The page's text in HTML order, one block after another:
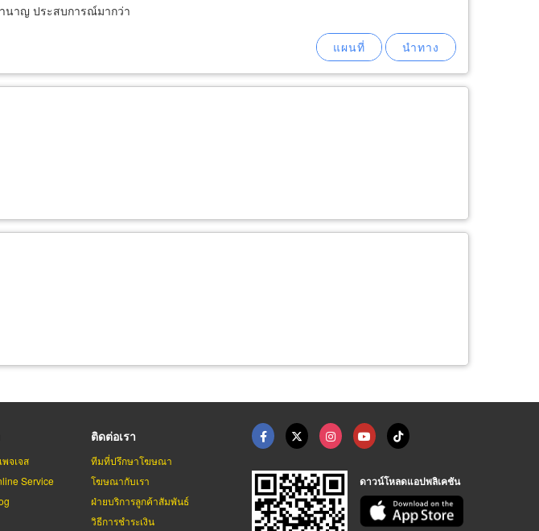
นาญ ประสบการณ์มากว่า
จเจส
Service
ติดต่อเรา
ทีมที่ปรึกษาโฆษณา
โฆษณากับเรา
ฝ่ายบริการลูกค้าสัมพันธ์
วิธีการชำระเงิน
ดาวน์โหลดแอปพลิเคชัน